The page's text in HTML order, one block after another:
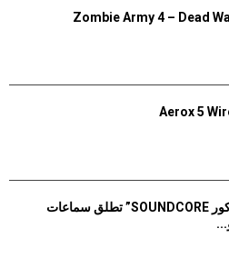
علامـة “ساوندكور SOUNDCORE” تطلق سماعات